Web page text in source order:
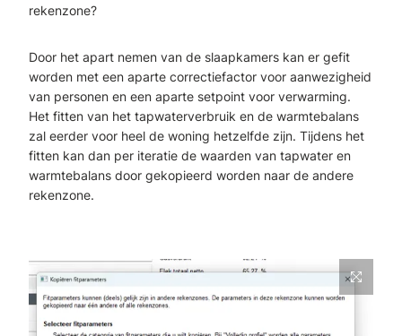
rekenzone?
Door het apart nemen van de slaapkamers kan er gefit
worden met een aparte correctiefactor voor aanwezigheid
van personen en een aparte setpoint voor verwarming.
Het fitten van het tapwaterverbruik en de warmtebalans
zal eerder voor heel de woning hetzelfde zijn. Tijdens het
fitten kan dan per iteratie de waarden van tapwater en
warmtebalans door gekopieerd worden naar de andere
rekenzone.